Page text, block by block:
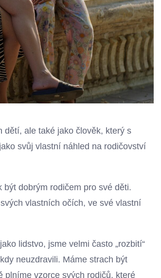
dětí, ale také jako člověk, který s
svůj vlastní náhled na rodičovství
dobrým rodičem pro své děti.
vlastních očích, ve své vlastní
lidstvo, jsme velmi často „rozbití“
neuzdravili. Máme strach být
plníme vzorce svých rodičů, které